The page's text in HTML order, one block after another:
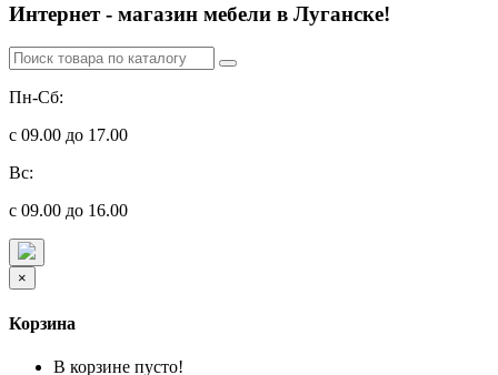
Интернет - магазин мебели в Луганске!
Пн-Сб:
с 09.00 до 17.00
Вс:
с 09.00 до 16.00
×
Корзина
В корзине пусто!